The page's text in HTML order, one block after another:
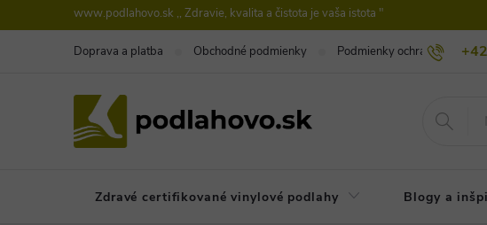
na
www.podlahovo.sk ,, Zdravie, kvalita a čistota je vaša istota "
Doprava a platba Obchodné podmienky Podmienky ochrany
Zdravé certifikované vinylové podlahy Blogy a